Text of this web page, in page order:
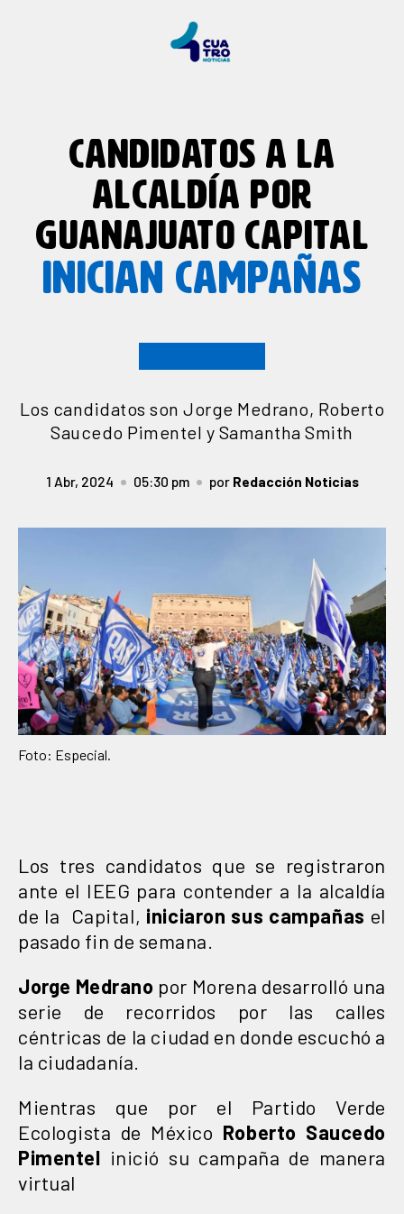
CANDIDATOS A LA
ALCALDÍA POR
GUANAJUATO CAPITAL
INICIAN CAMPAÑAS
Los candidatos son Jorge Medrano, Roberto
Saucedo Pimentel y Samantha Smith
1 Abr, 2024 05:30 pm por Redacción Noticias
Foto: Especial.
Los tres candidatos que se registraron
ante el IEEG para contender a la alcaldía
de la Capital, iniciaron sus campañas el
pasado fin de semana.
Jorge Medrano por Morena desarrolló una
serie de recorridos por las calles
céntricas de la ciudad en donde escuchó a
la ciudadanía.
Mientras que por el Partido Verde
Ecologista de México Roberto Saucedo
Pimentel inició su campaña de manera
virtual